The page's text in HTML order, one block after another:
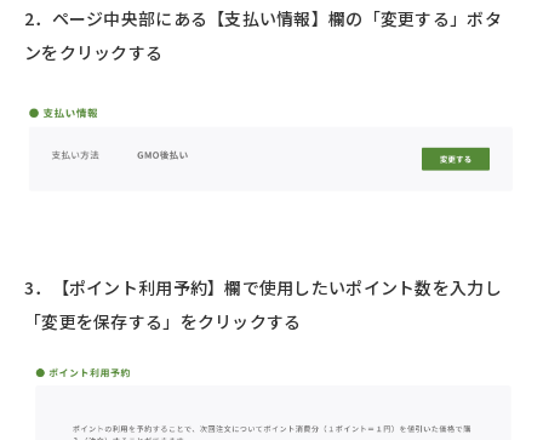
2．ページ中央部にある【支払い情報】欄の「変更する」ボタ
ンをクリックする
3．【ポイント利用予約】欄で使用したいポイント数を入力し
「変更を保存する」をクリックする